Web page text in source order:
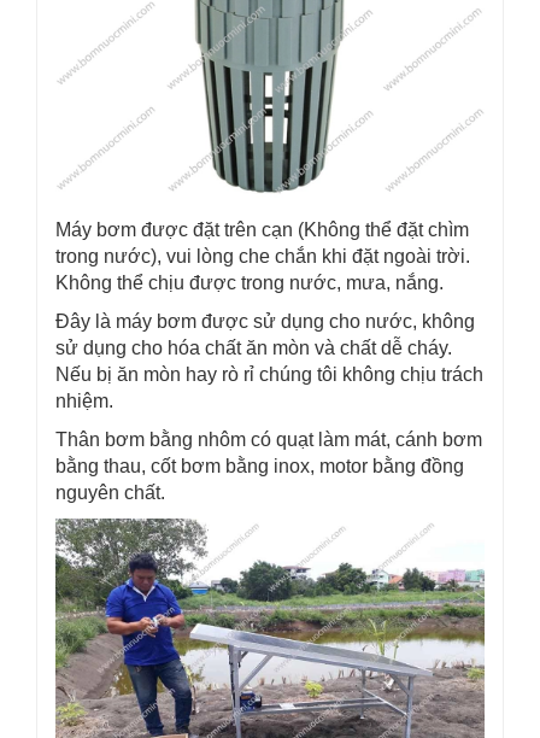
Máy bơm được đặt trên cạn (Không thể đặt chìm
trong nước), vui lòng che chắn khi đặt ngoài trời.
Không thể chịu được trong nước, mưa, nắng.
Đây là máy bơm được sử dụng cho nước, không
sử dụng cho hóa chất ăn mòn và chất dễ cháy.
Nếu bị ăn mòn hay rò rỉ chúng tôi không chịu trách
nhiệm.
Thân bơm bằng nhôm có quạt làm mát, cánh bơm
bằng thau, cốt bơm bằng inox, motor bằng đồng
nguyên chất.